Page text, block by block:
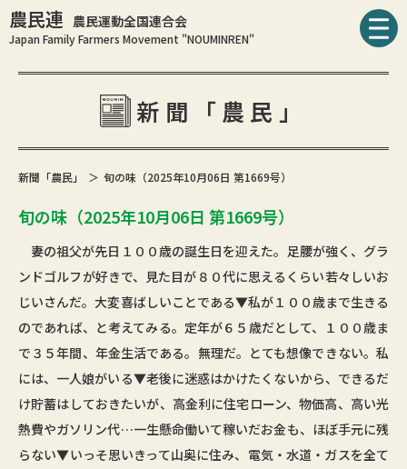
農民連 農民運動全国連合会
Japan Family Farmers Movement "NOUMINREN"
新聞「農民」
新聞「農民」 旬の味（2025年10月06日 第1669号）
旬の味（2025年10月06日 第1669号）
妻の祖父が先日１００歳の誕生日を迎えた。足腰が強く、グラ
ンドゴルフが好きで、見た目が８０代に思えるくらい若々しいお
じいさんだ。大変喜ばしいことである▼私が１００歳まで生きる
のであれば、と考えてみる。定年が６５歳だとして、１００歳ま
で３５年間、年金生活である。無理だ。とても想像できない。私
には、一人娘がいる▼老後に迷惑はかけたくないから、できるだ
け貯蓄はしておきたいが、高金利に住宅ローン、物価高、高い光
熱費やガソリン代…一生懸命働いて稼いだお金も、ほぼ手元に残
らない▼いっそ思いきって山奥に住み、電気・水道・ガスを全て